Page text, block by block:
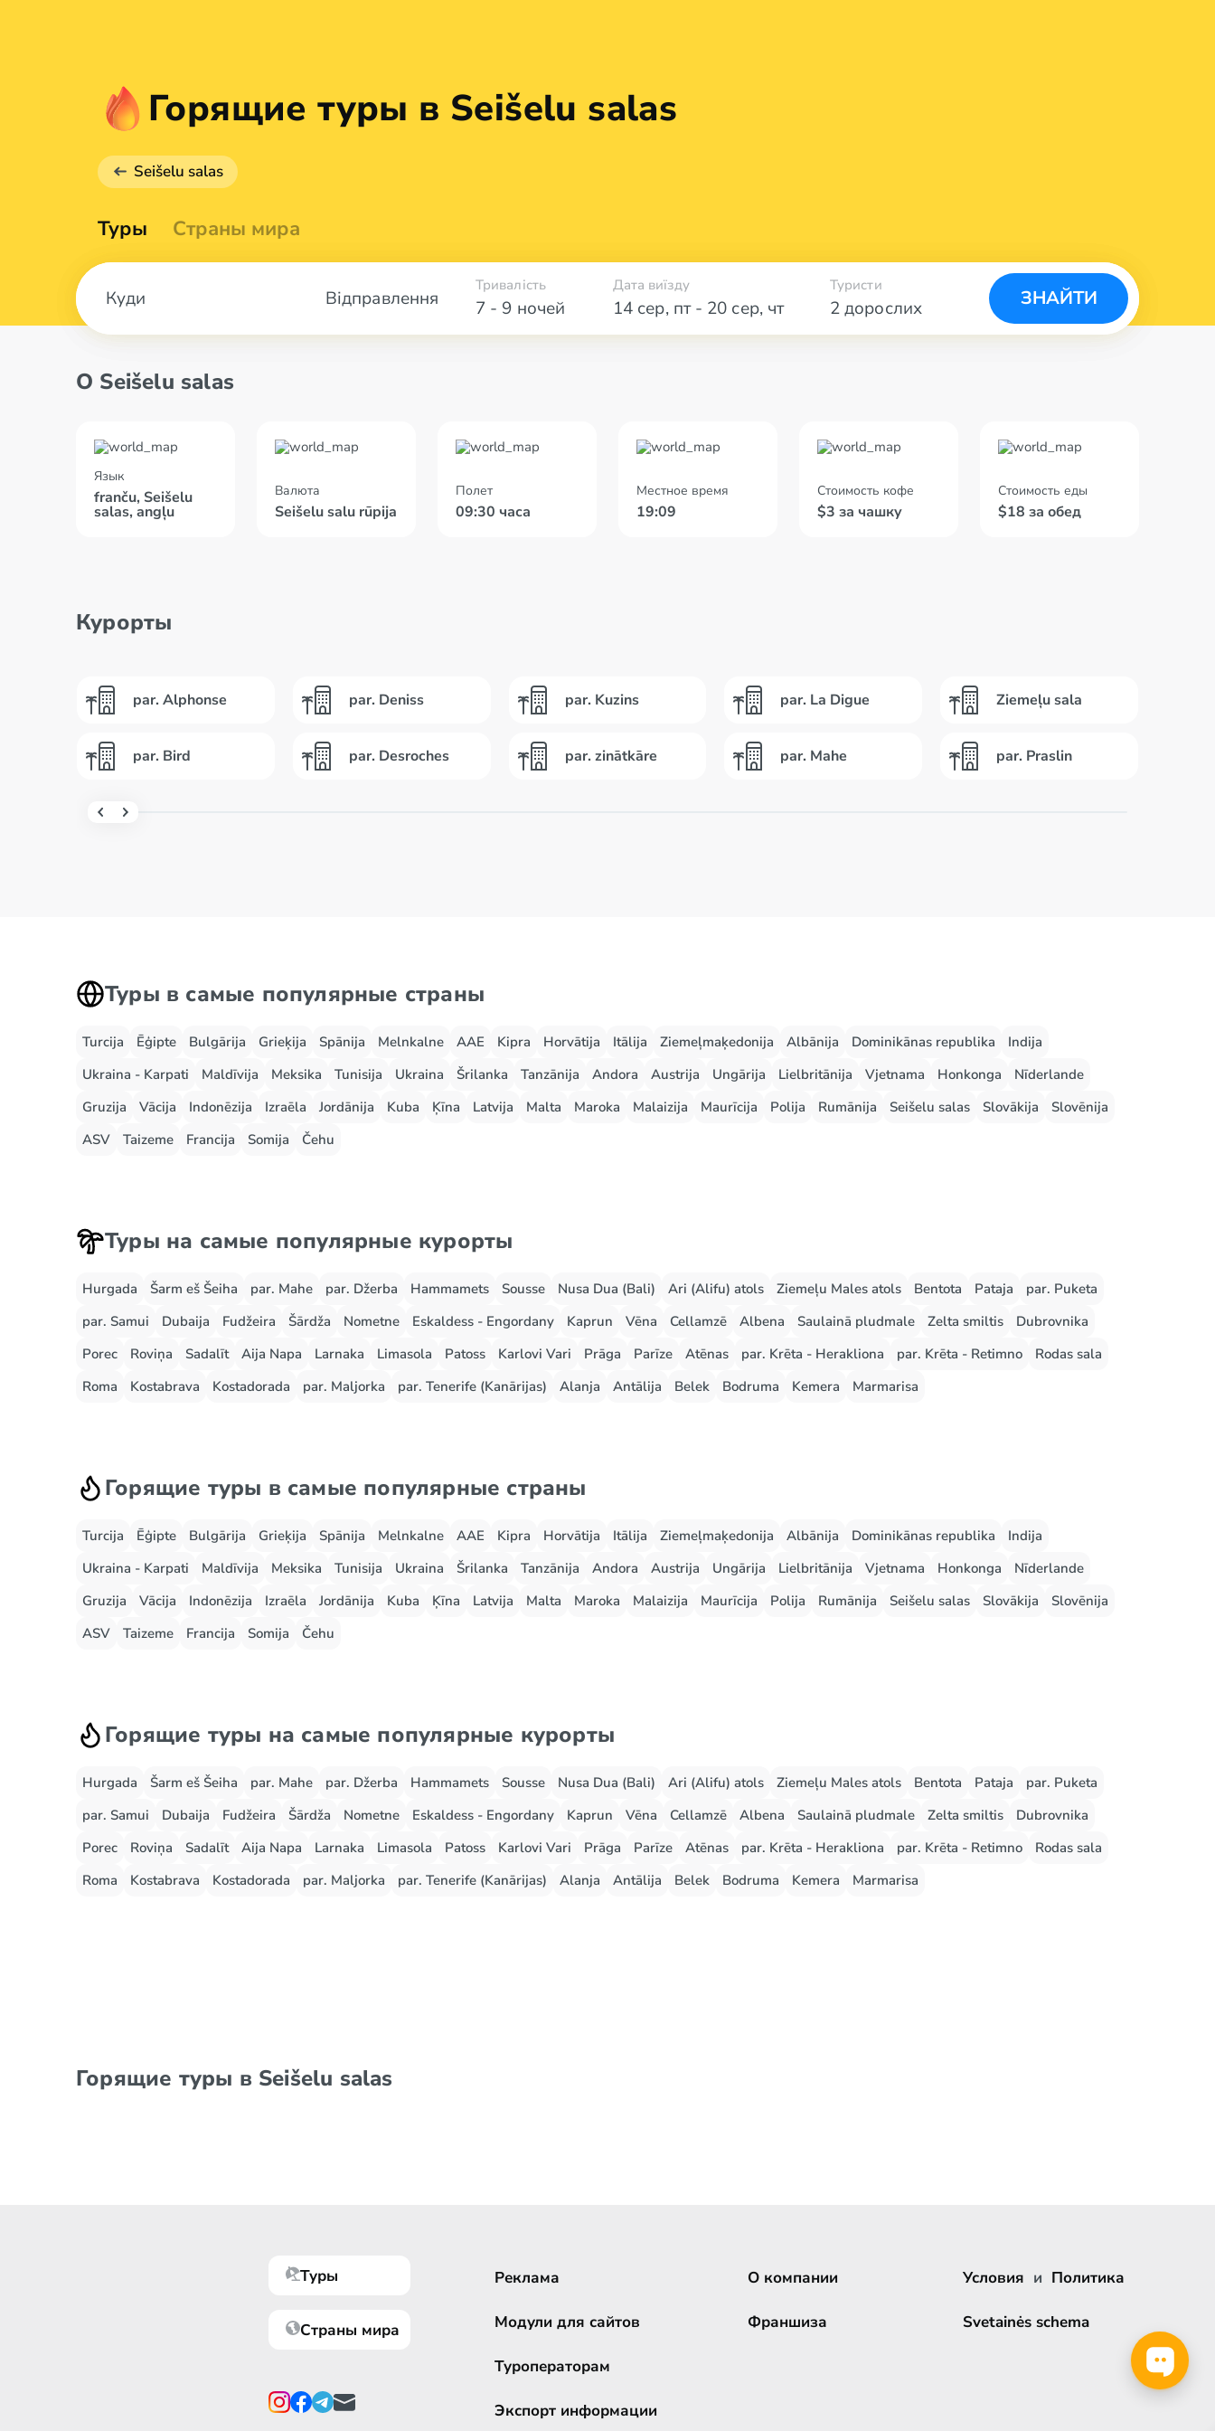
Горящие туры в Seišelu salas
Seišelu salas
Туры Страны мира
Відправлення 7 - 9 ночей
Тривалість Дата виїзду
14 сер, пт- 20 сер, чт 2 дорослих
Туристи
ЗНАЙТИ
О Seišelu salas
Язык
franču, Seišelu
salas, angļu
Валюта
Seišelu salu rūpija
Полет
09:30 часа
Местное время
19:09
Стоимость кофе
$3 за чашку
Стоимость еды
$18 за обед
Курорты
par. Alphonse
par. Bird
par. Deniss
par. Desroches
par. Kuzins
par. zinātkāre
par. La Digue
par. Mahe
Ziemeļu sala
par. Praslin
Туры в самые популярные страны
Turcija Ēģipte Bulgārija Grieķija Spānija Melnkalne AAE Kipra Horvātija Itālija Ziemeļmaķedonija Albānija Dominikānas republika
Indija
Ukraina - Karpati
Maldīvija Meksika Tunisija Ukraina Šrilanka Tanzānija Andora Austrija Ungārija Lielbritānija Vjetnama Honkonga
Nīderlande
Gruzija
Vācija Indonēzija Izraēla Jordānija Kuba Ķīna Latvija Malta Maroka Malaizija Maurīcija Polija Rumānija Seišelu salas Slovākija
Slovēnija
ASV
Taizeme Francija Somija Čehu
Туры на самые популярные курорты
Hurgada Šarm eš Šeiha par. Mahe par. Džerba Hammamets Sousse Nusa Dua (Bali) Ari (Alifu) atols Ziemeļu Males atols Bentota Pataja
par. Puketa
par. Samui
Dubaija Fudžeira Šārdža Nometne Eskaldess - Engordany Kaprun Vēna Cellamzē Albena Saulainā pludmale Zelta smiltis
Dubrovnika
Porec
Roviņa Sadalīt Aija Napa Larnaka Limasola Patoss Karlovi Vari Prāga Parīze Atēnas par. Krēta - Herakliona par. Krēta - Retimno
Rodas sala
Roma
Kostabrava Kostadorada par. Maljorka par. Tenerife (Kanārijas) Alanja Antālija Belek Bodruma Kemera Marmarisa
Горящие туры в самые популярные страны
Turcija Ēģipte Bulgārija Grieķija Spānija Melnkalne AAE Kipra Horvātija Itālija Ziemeļmaķedonija Albānija Dominikānas republika
Indija
Ukraina - Karpati
Maldīvija Meksika Tunisija Ukraina Šrilanka Tanzānija Andora Austrija Ungārija Lielbritānija Vjetnama Honkonga
Nīderlande
Gruzija
Vācija Indonēzija Izraēla Jordānija Kuba Ķīna Latvija Malta Maroka Malaizija Maurīcija Polija Rumānija Seišelu salas Slovākija
Slovēnija
ASV
Taizeme Francija Somija Čehu
Горящие туры на самые популярные курорты
Hurgada Šarm eš Šeiha par. Mahe par. Džerba Hammamets Sousse Nusa Dua (Bali) Ari (Alifu) atols Ziemeļu Males atols Bentota Pataja
par. Puketa
par. Samui
Dubaija Fudžeira Šārdža Nometne Eskaldess - Engordany Kaprun Vēna Cellamzē Albena Saulainā pludmale Zelta smiltis
Dubrovnika
Porec
Roviņa Sadalīt Aija Napa Larnaka Limasola Patoss Karlovi Vari Prāga Parīze Atēnas par. Krēta - Herakliona par. Krēta - Retimno
Rodas sala
Roma
Kostabrava Kostadorada par. Maljorka par. Tenerife (Kanārijas) Alanja Antālija Belek Bodruma Kemera Marmarisa
Горящие туры в Seišelu salas
Туры
Страны мира
Реклама
Модули для сайтов
Туроператорам
Экспорт информации
О компании
Франшиза
Условия и Политика
Svetainės schema